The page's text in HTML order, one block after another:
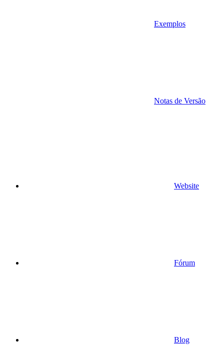
Exemplos
Notas de Versão
Website
Fórum
Blog